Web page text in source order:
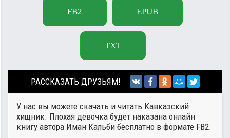
FB2 EPUB
TXT
РАССКАЗАТЬ ДРУЗЬЯМ!
У нас вы можете скачать и читать Кавказский
хищник. Плохая девочка будет наказана онлайн
книгу автора Иман Кальби бесплатно в формате FB2.